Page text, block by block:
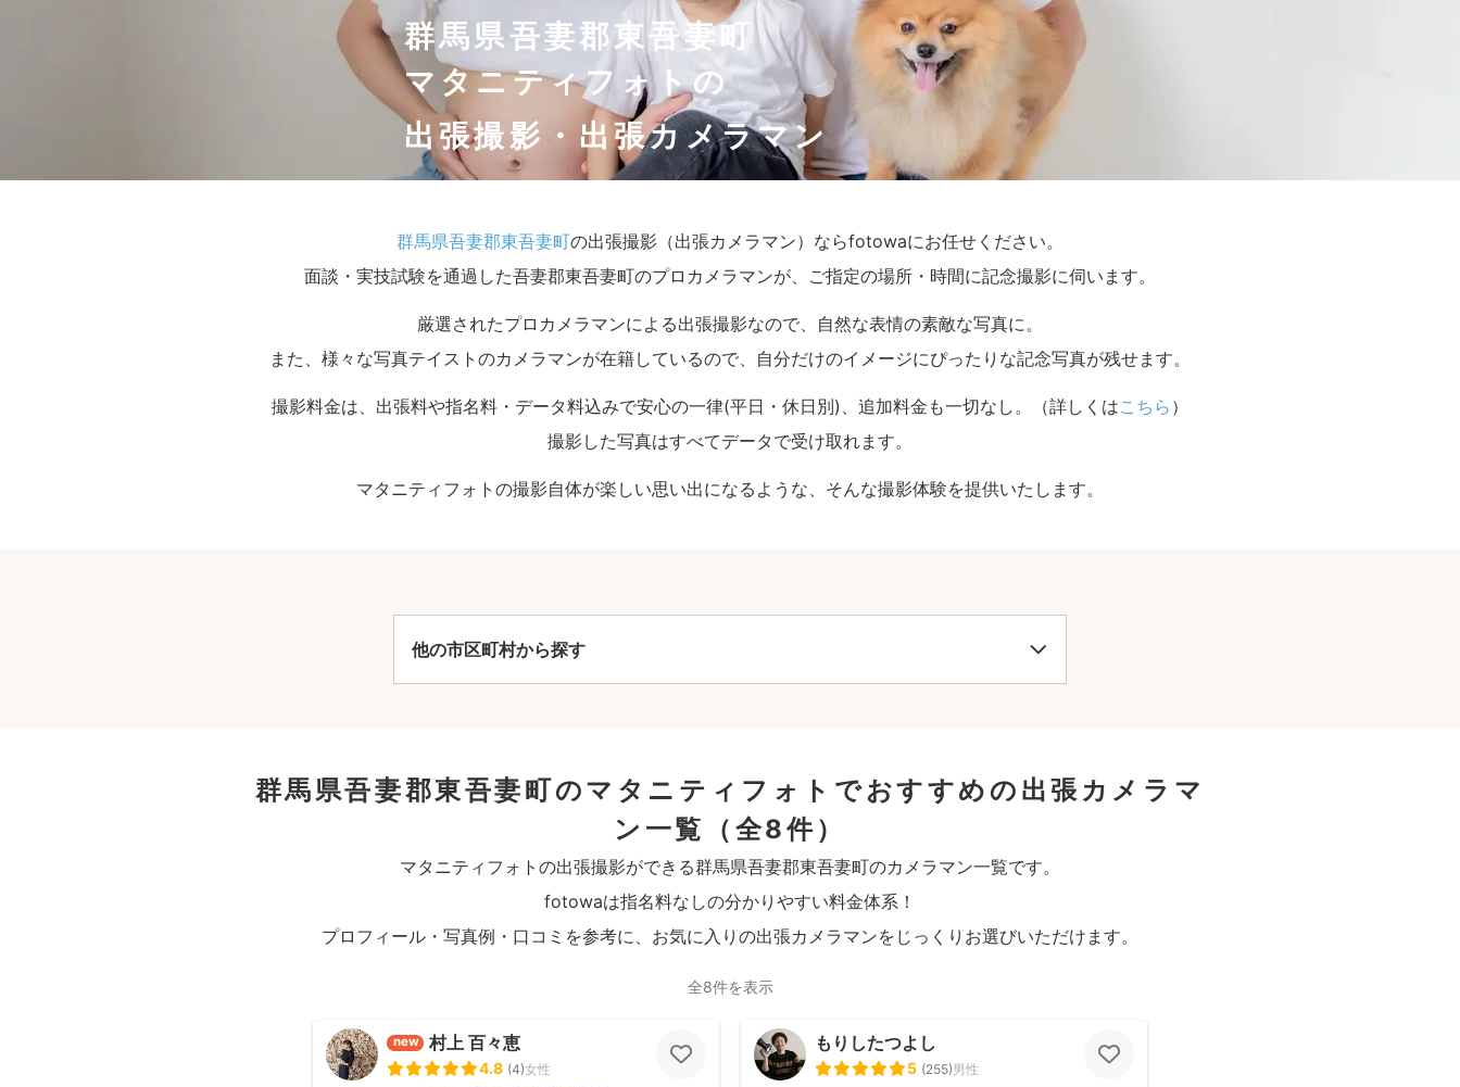
群馬県吾妻郡東吾妻町
マタニティフォトの
出張撮影・出張カメラマン
群馬県吾妻郡東吾妻町の出張撮影（出張カメラマン）ならfotowaにお任せください。
面談・実技試験を通過した吾妻郡東吾妻町のプロカメラマンが、ご指定の場所・時間に記念撮影に伺います。
厳選されたプロカメラマンによる出張撮影なので、自然な表情の素敵な写真に。
また、様々な写真テイストのカメラマンが在籍しているので、自分だけのイメージにぴったりな記念写真が残せます。
撮影料金は、出張料や指名料・データ料込みで安心の一律(平日・休日別)、追加料金も一切なし。（詳しくはこちら ）
撮影した写真はすべてデータで受け取れます。
マタニティフォトの撮影自体が楽しい思い出になるような、そんな撮影体験を提供いたします。
他の市区町村から探す
群馬県吾妻郡東吾妻町のマタニティフォトでおすすめの出張カメラマ
ン一覧
（全8件）
マタニティフォトの出張撮影ができる群馬県吾妻郡東吾妻町のカメラマン一覧です。
fotowaは指名料なしの分かりやすい料金体系！
プロフィール・写真例・口コミを参考に、お気に入りの出張カメラマンをじっくりお選びいただけます。
全8件を表示
new 村上 百々恵
4.8 (4)女性
もりしたつよし
5 (255)男性